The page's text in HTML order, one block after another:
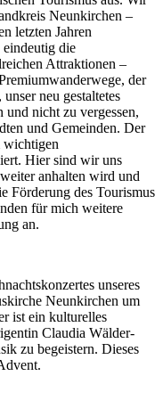
Neunkirchen –
letzten Jahren
die
Attraktionen –
der
neu gestaltetes
nicht zu vergessen,
und Gemeinden. Der
wichtigen
Hier sind wir uns
anhalten wird und
Förderung des Tourismus
für mich weitere
an.
unseres
Neunkirchen um
ist ein kulturelles
Claudia Wälder-
zu begeistern. Dieses